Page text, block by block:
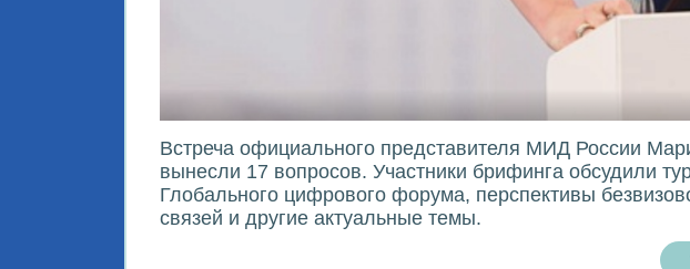
Встреча официального представителя МИД России
вынесли 17 вопросов. Участники брифинга обсудили
Глобального цифрового форума, перспективы
связей и другие актуальные темы.